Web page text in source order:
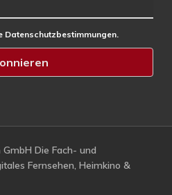
Datenschutzbestimmungen.
Die Fach- und
Fernsehen, Heimkino &